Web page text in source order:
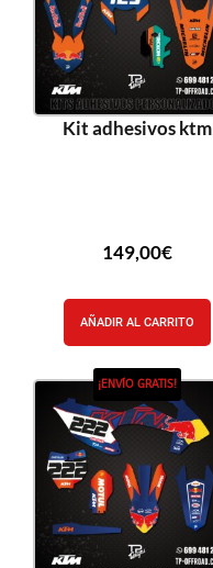
Kit adhesivos ktm
149,00€
AÑADIR AL CARRITO
¡ENVÍO GRATIS!